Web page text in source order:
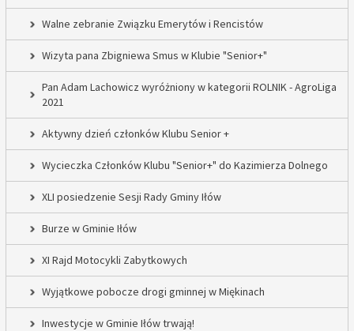
Walne zebranie Związku Emerytów i Rencistów
Wizyta pana Zbigniewa Smus w Klubie "Senior+"
Pan Adam Lachowicz wyróżniony w kategorii ROLNIK - AgroLiga
2021
Aktywny dzień członków Klubu Senior +
Wycieczka Członków Klubu "Senior+" do Kazimierza Dolnego
XLI posiedzenie Sesji Rady Gminy Iłów
Burze w Gminie Iłów
XI Rajd Motocykli Zabytkowych
Wyjątkowe pobocze drogi gminnej w Miękinach
Inwestycje w Gminie Iłów trwają!